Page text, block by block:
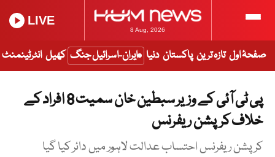
8 Aug, 2026
LIVE
صفحۂ اول تازہ ترین پاکستان دنیا ایران-اسرائیل جنگ کھیل انٹرٹینمنٹ
پی ٹی آئی کے وزیر سبطین خان سمیت 8 افراد کے
خلاف کرپشن ریفرنس
کرپشن ریفرنس احتساب عدالت لاہور میں دائر کیا گیا